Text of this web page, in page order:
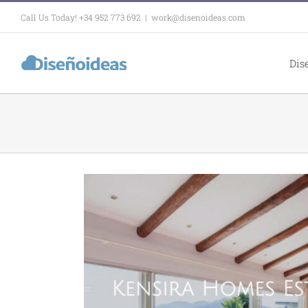
Skip
content
Call Us Today! +34 952 773 692 | work@disenoideas.com